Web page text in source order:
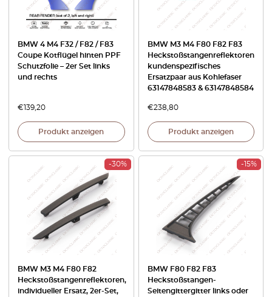
BMW 4 M4 F32 / F82 / F83
Coupe Kotflügel hinten PPF
Schutzfolie – 2er Set links
und rechts
€139,20
Produkt anzeigen
BMW M3 M4 F80 F82 F83
Heckstoßstangenreflektoren
kundenspezifisches
Ersatzpaar aus Kohlefaser
63147848583 & 63147848584
€238,80
Produkt anzeigen
-30%
BMW M3 M4 F80 F82
Heckstoßstangenreflektoren,
individueller Ersatz, 2er-Set,
-15%
BMW F80 F82 F83
Heckstoßstangen-
Seitengittergitter links oder